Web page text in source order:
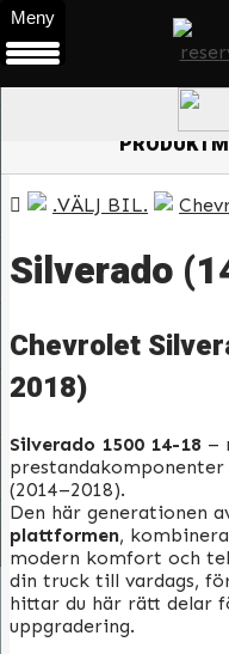
ÖPPNA
.VÄLJ BIL.
Silverado
Chevrolet
2018)
Silverado 1500 14-18 –
(2014–2018).
Den här generationen
plattformen,
modern komfort och
din truck till vardags,
hittar du här rätt delar
uppgradering.
Meny